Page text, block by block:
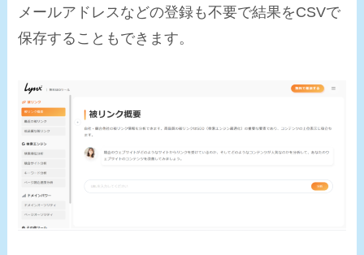
メールアドレスなどの登録も不要で結果をCSVで
保存することもできます。